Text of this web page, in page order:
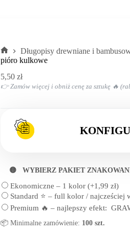
Strona
Długopisy drewniane i
pióro kulkowe
5,50 zł
👉 Zamów więcej i obniż cenę za sztukę 🔥
🟡 WYBIERZ PAKIET
Ekonomiczne – 1 kolor (+1,99 zł)
Standard ⭐ – full kolor / najcześciej
Premium 🔥 – najlepszy efekt:
📦 Minimalne zamówienie: 100 szt.